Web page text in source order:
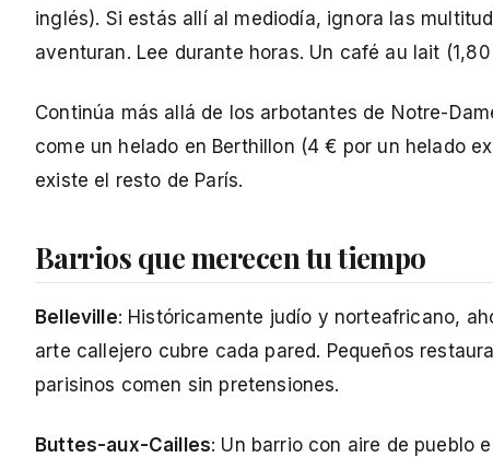
inglés). Si estás allí al mediodía, ignora las
aventuran. Lee durante horas. Un café au lait
Continúa más allá de los arbotantes de Notre-
come un helado en Berthillon (4 € por un helado
existe el resto de París.
Barrios que merecen tu tiempo
Belleville: Históricamente judío y norteafricano,
arte callejero cubre cada pared. Pequeños
parisinos comen sin pretensiones.
Buttes-aux-Cailles: Un barrio con aire de pueblo